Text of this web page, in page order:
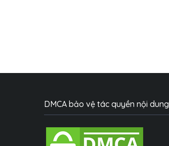
DMCA bảo vệ tác quyền nội dung